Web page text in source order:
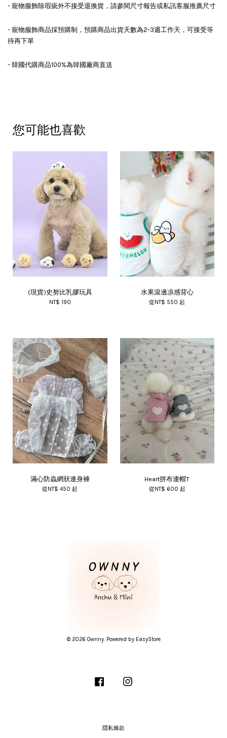
- 寵物服飾除瑕疵外不接受退換貨，請參閱尺寸報告或私訊客服推薦尺寸
- 寵物服飾商品採預購制，預購商品出貨天數為2-3週工作天，可接受等
待再下單
- 韓國代購商品100%為韓國廠商直送
您可能也喜歡
(現貨)史努比乳膠玩具
NT$ 190
水果滾邊凉感背心
從NT$ 550起
滿心防蟲網狀連身褲
從NT$ 450起
Heart拼布連帽T
從NT$ 600 起
© 2026 Ownny. Powered by EasyStore
Facebook
隱私條款